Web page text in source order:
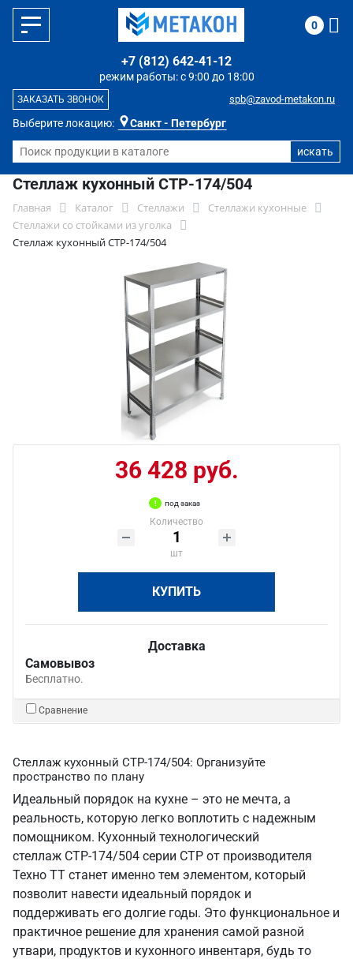
Выберите локацию: Санкт - Петербург
режим работы: с 9:00 до 18:00
+7 (812) 642-41-12
spb@zavod-metakon.ru
ЗАКАЗАТЬ ЗВОНОК
0
Стеллаж кухонный СТР-174/504
Главная Каталог Стеллажи
Стеллажи кухонные
Стеллажи со стойками из уголка
Стеллаж кухонный СТР-174/504
36 428 руб.
под заказ
Количество
шт
КУПИТЬ
Доставка
Самовывоз
Бесплатно.
Сравнение
Стеллаж кухонный СТР-174/504: Организуйте
пространство по плану
Идеальный порядок на кухне – это не мечта, а
реальность, которую легко воплотить с надежным
помощником. Кухонный технологический
стеллаж СТР-174/504 серии СТР от производителя
Техно ТТ станет именно тем элементом, который
позволит навести идеальный порядок и
поддерживать его долгие годы. Это функциональное и
практичное решение для хранения самой разной
утвари, продуктов и кухонного инвентаря, будь то